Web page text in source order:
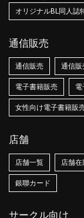
オリジナルBL同人誌
通信販売
通信販売 通信販
電子書籍販売 電
女性向け電子書籍販
店舗
店舗一覧 店舗
銀聯カード
サークル向け